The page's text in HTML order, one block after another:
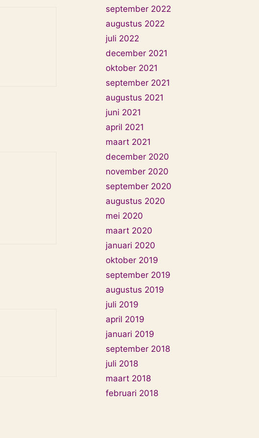
september 2022
augustus 2022
juli 2022
december 2021
oktober 2021
september 2021
augustus 2021
juni 2021
april 2021
maart 2021
december 2020
november 2020
september 2020
augustus 2020
mei 2020
maart 2020
januari 2020
oktober 2019
september 2019
augustus 2019
juli 2019
april 2019
januari 2019
september 2018
juli 2018
maart 2018
februari 2018